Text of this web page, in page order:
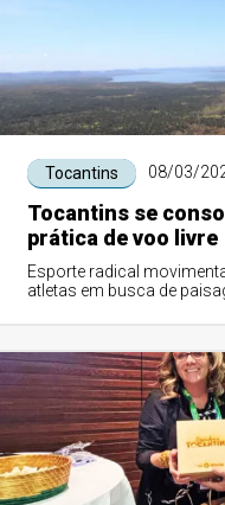
Tocantins 08/03/
Tocantins se
prática de voo livre
Esporte radical
atletas em busca de